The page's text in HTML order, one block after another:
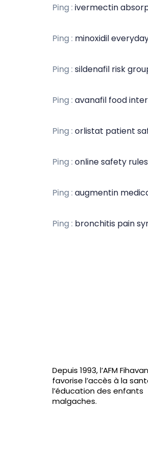
Ping : ivermectin
Ping : minoxidil
Ping : sildenafil risk
Ping : avanafil food
Ping : orlistat patient
Ping : online safety rules
Ping : augmentin
Ping : bronchitis pain
Depuis 1993, l’AFM
favorise l’accès à la
l’éducation des enfants
malgaches.